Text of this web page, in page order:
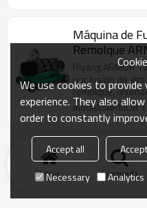
Máquina de
Remolque
1200MM
Riyang ARMOR
por fusión de
remolque,
construcción.
modelo:ARMOR
Inicio búsqueda
We use cookies to
experience. They also
order to constantly
Accept all
Necessary
Analytics